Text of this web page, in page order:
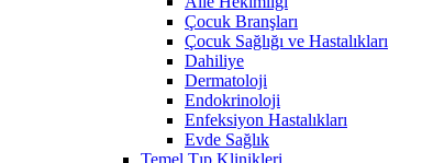
Çocuk Branşları
Çocuk Sağlığı ve Hastalıkları
Dahiliye
Dermatoloji
Endokrinoloji
Enfeksiyon Hastalıkları
Evde Sağlık
Temel Tıp Klinikleri